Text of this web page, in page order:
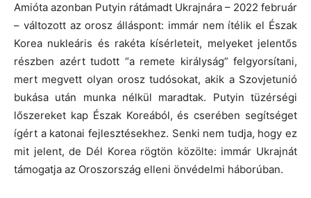
Amióta azonban Putyin rátámadt Ukrajnára – 2022 február
– változott az orosz álláspont: immár nem ítélik el Észak
Korea nukleáris és rakéta kísérleteit, melyeket jelentős
részben azért tudott “a remete királyság” felgyorsítani,
mert megvett olyan orosz tudósokat, akik a Szovjetunió
bukása után munka nélkül maradtak. Putyin tüzérségi
lőszereket kap Észak Koreából, és cserében segítséget
ígért a katonai fejlesztésekhez. Senki nem tudja, hogy ez
mit jelent, de Dél Korea rögtön közölte: immár Ukrajnát
támogatja az Oroszország elleni önvédelmi háborúban.